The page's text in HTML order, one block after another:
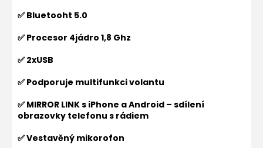
✅ Bluetooht 5.0
✅ Procesor 4jádro 1,8 Ghz
✅ 2xUSB
✅ Podporuje multifunkci volantu
✅ MIRROR LINK s iPhone a Android – sdílení
obrazovky telefonu s rádiem
✅ Vestavěný mikorofon